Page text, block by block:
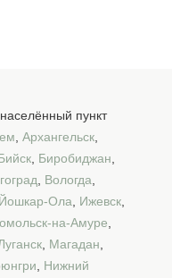
пункт
Архангельск
Биробиджан
Вологда
Йошкар-Ола Ижевск
на-Амуре
Магадан
Нижний